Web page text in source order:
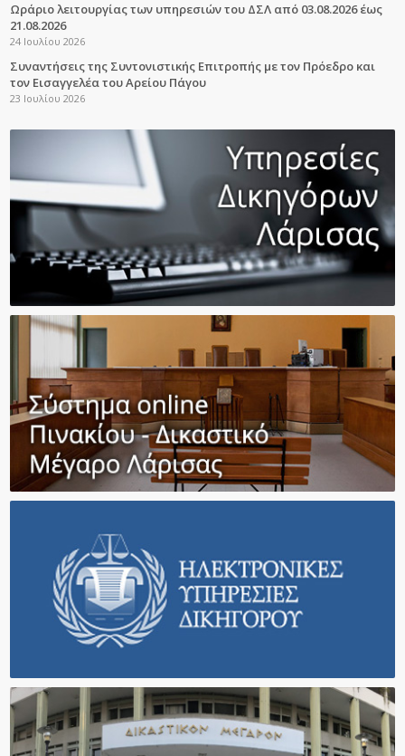
Ωράριο λειτουργίας των υπηρεσιών του ΔΣΛ από 03.08.2026 έως
21.08.2026
24 Ιουλίου 2026
Συναντήσεις της Συντονιστικής Επιτροπής με τον Πρόεδρο και
τον Εισαγγελέα του Αρείου Πάγου
23 Ιουλίου 2026